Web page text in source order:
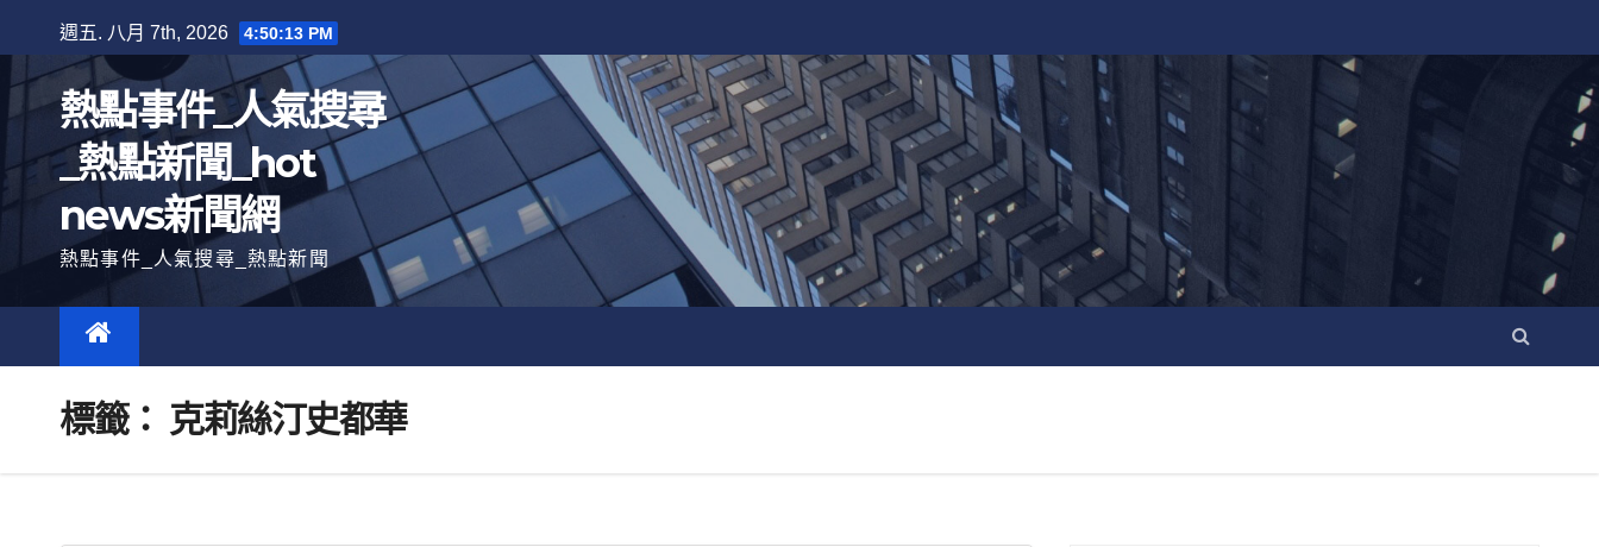
至
內
週五. 八月 7th, 2026 4:50:14 PM
熱點事件_人氣搜尋
_熱點新聞_hot
news新聞網
熱點事件_人氣搜尋_熱點新聞
標籤： 克莉絲汀史都華